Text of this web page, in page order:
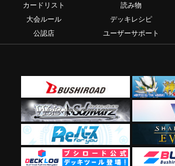
カードリスト
読み物
大会ルール
デッキレシピ
公認店
ユーザーサポート